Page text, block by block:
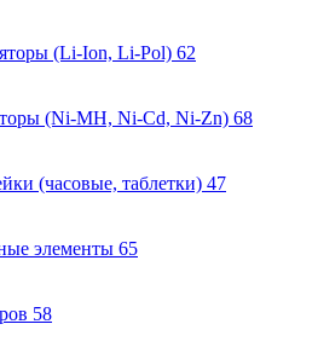
(Li-Ion, Li-Pol) 62
(Ni-MH, Ni-Cd, Ni-Zn) 68
(часовые, таблетки) 47
элементы 65
58